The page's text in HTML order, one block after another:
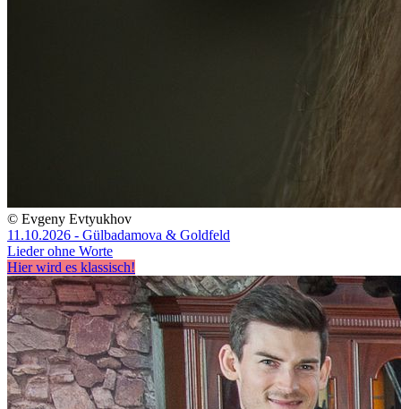
© Evgeny Evtyukhov
11.10.2026 - Gülbadamova & Goldfeld
Lieder ohne Worte
Hier wird es klassisch!